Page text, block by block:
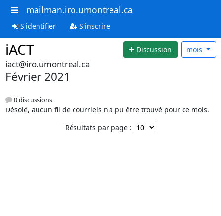
mailman.iro.umontreal.ca
S'identifier S'inscrire
iACT Discussion mois
iact@iro.umontreal.ca
Février 2021
0 discussions
Désolé, aucun fil de courriels n'a pu être trouvé pour ce mois.
Résultats par page :